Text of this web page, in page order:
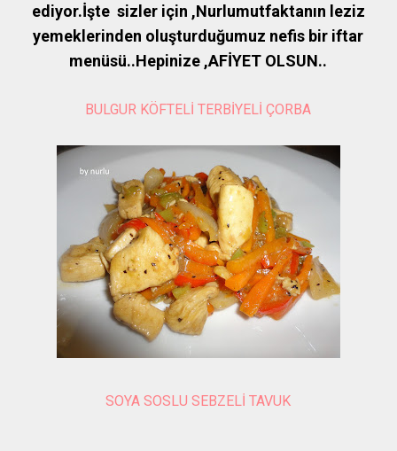
ediyor.İşte sizler için ,Nurlumutfaktanın leziz
yemeklerinden oluşturduğumuz nefis bir iftar
menüsü..Hepinize ,AFİYET OLSUN..
BULGUR KÖFTELİ TERBİYELİ ÇORBA
SOYA SOSLU SEBZELİ TAVUK